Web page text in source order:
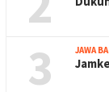
3 JAWA